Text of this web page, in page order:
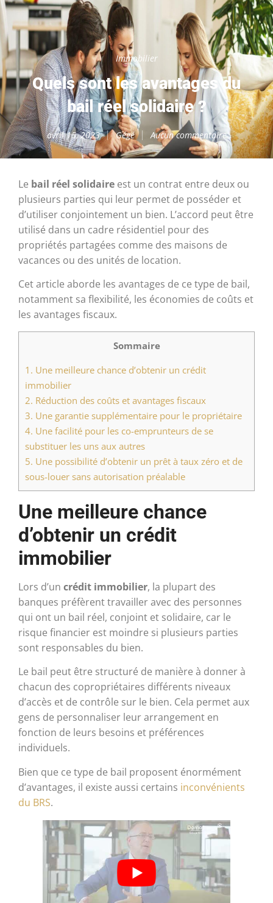
Immobilier
Quels sont les avantages du
bail réel solidaire ?
avril 15, 2023 Gégé Aucun commentaire
Le bail réel solidaire est un contrat entre deux ou
plusieurs parties qui leur permet de posséder et
d’utiliser conjointement un bien. L’accord peut être
utilisé dans un cadre résidentiel pour des
propriétés partagées comme des maisons de
vacances ou des unités de location.
Cet article aborde les avantages de ce type de bail,
notamment sa flexibilité, les économies de coûts et
les avantages fiscaux.
Sommaire
1. Une meilleure chance d’obtenir un crédit
immobilier
2. Réduction des coûts et avantages fiscaux
3. Une garantie supplémentaire pour le propriétaire
4. Une facilité pour les co-emprunteurs de se
substituer les uns aux autres
5. Une possibilité d’obtenir un prêt à taux zéro et de
sous-louer sans autorisation préalable
Une meilleure chance
d’obtenir un crédit
immobilier
Lors d’un crédit immobilier, la plupart des
banques préfèrent travailler avec des personnes
qui ont un bail réel, conjoint et solidaire, car le
risque financier est moindre si plusieurs parties
sont responsables du bien.
Le bail peut être structuré de manière à donner à
chacun des copropriétaires différents niveaux
d’accès et de contrôle sur le bien. Cela permet aux
gens de personnaliser leur arrangement en
fonction de leurs besoins et préférences
individuels.
Bien que ce type de bail proposent énormément
d’avantages, il existe aussi certains inconvénients
du BRS.